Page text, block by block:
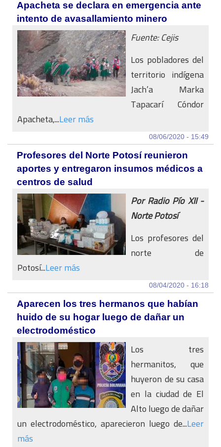
Apacheta se declara en emergencia ante
intento de avasallamiento minero
Fuente: Cejis
Los pobladores del
territorio indígena
Jach’a Marka
Tapacarí Cóndor
Apacheta,...Leer más
08/06/2020 - 15:49
Profesores del Norte Potosí reunieron
aportes y entregaron insumos médicos a
centros de salud
Por Radio Pío XII -
Norte Potosí
Los profesores del
norte de
Potosí...Leer más
08/04/2020 - 16:18
Aparecen los tres hermanos que habían
huido de su hogar luego de dañar un
electrodoméstico
Los tres
hermanitos, que
huyeron de su casa
en la ciudad de El
Alto luego de dañar
un electrodoméstico, aparecieron luego de...Leer
más